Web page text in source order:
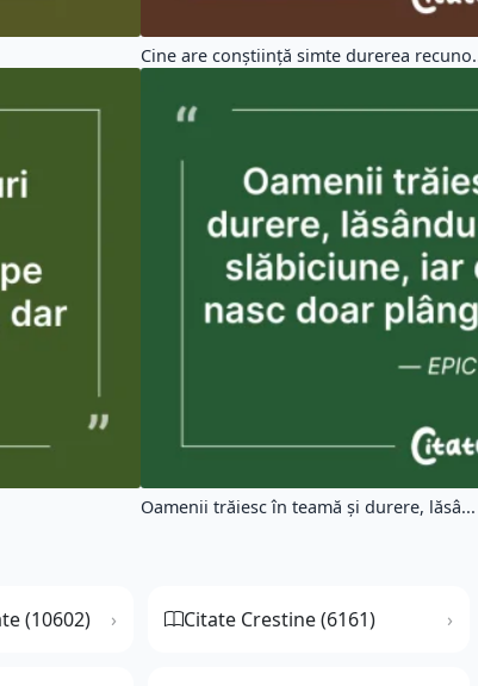
Cine are conștiință simte durerea
Oamenii trăiesc în teamă și durere, lăsâ...
(10602) Citate Crestine (6161)